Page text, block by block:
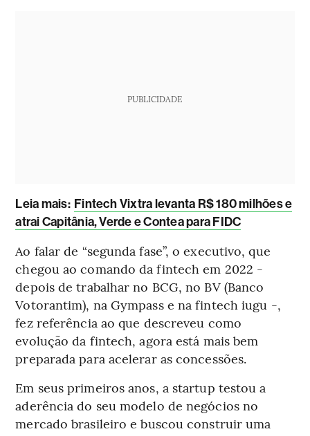
PUBLICIDADE
Leia mais: Fintech Vixtra levanta R$ 180 milhões e
atrai Capitânia, Verde e Contea para FIDC
Ao falar de “segunda fase”, o executivo, que
chegou ao comando da fintech em 2022 -
depois de trabalhar no BCG, no BV (Banco
Votorantim), na Gympass e na fintech iugu -,
fez referência ao que descreveu como
evolução da fintech, agora está mais bem
preparada para acelerar as concessões.
Em seus primeiros anos, a startup testou a
aderência do seu modelo de negócios no
mercado brasileiro e buscou construir uma